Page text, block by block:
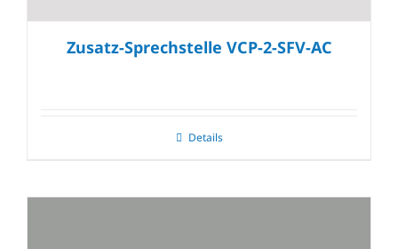
Zusatz-Sprechstelle VCP-2-SFV-AC
Details